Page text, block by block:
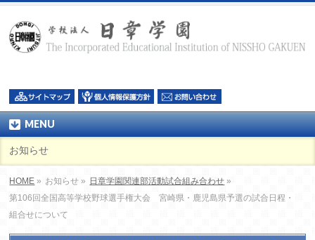
MENU
お知らせ
HOME » お知らせ » 日章学園関連部活動試合組み合わせ »
第106回全国高等学校野球選手権大会 宮崎県・鹿児島県予選の試合日程・
組合せについて